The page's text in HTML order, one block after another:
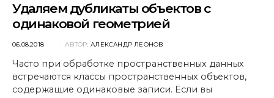
Удаляем дубликаты объектов с
одинаковой геометрией
POSTED
06.08.2018 АВТОР: АЛЕКСАНДР ЛЕОНОВ
Часто при обработке пространственных данных
встречаются классы пространственных объектов,
содержащие одинаковые записи. Если вы